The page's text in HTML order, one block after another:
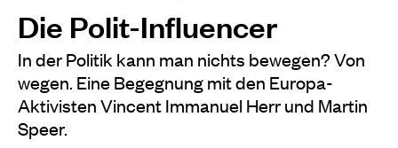
Die Polit-Influencer
In der Politik kann man nichts bewegen? Von
wegen. Eine Begegnung mit den Europa-
Aktivisten Vincent Immanuel Herr und Martin
Speer.